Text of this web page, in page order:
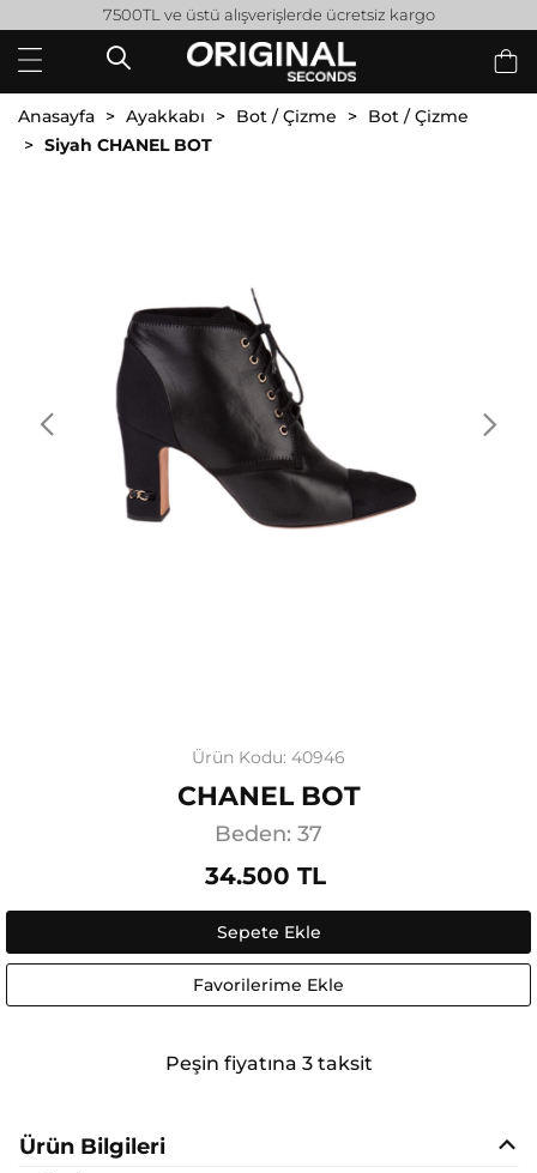
7500TL ve üstü alışverişlerde ücretsiz kargo
Anasayfa Ayakkabı Bot / Çizme
Bot / Çizme
Siyah CHANEL BOT
Ürün Kodu: 40946
CHANEL BOT
Beden: 37
34.500 TL
Sepete Ekle
Favorilerime Ekle
Peşin fiyatına 3 taksit
Ürün Bilgileri